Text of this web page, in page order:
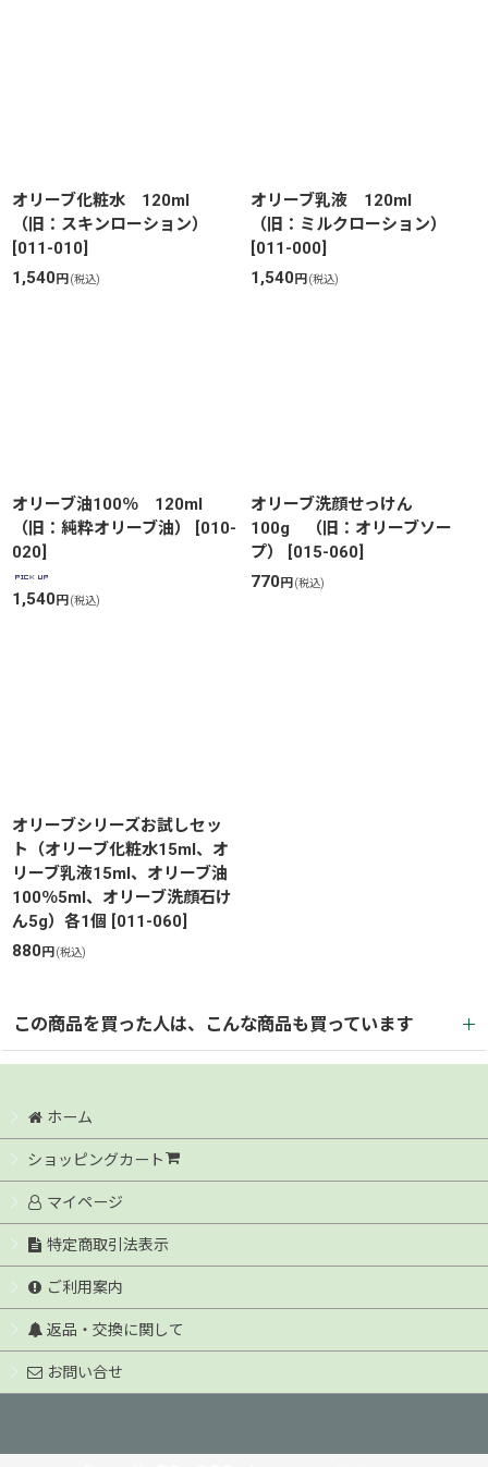
オリーブ化粧水 120ml
（旧：スキンローション）
011-010
1,540円 (税込)
オリーブ乳液 120ml
（旧：ミルクローション）
011-000
1,540円 (税込)
オリーブ油100％ 120ml
（旧：純粋オリーブ油）
010-
020
1,540円 (税込)
オリーブ洗顔せっけん
100g （旧：オリーブソー
プ）
015-060
770円 (税込)
オリーブシリーズお試しセッ
ト（オリーブ化粧水15ml、オ
リーブ乳液15ml、オリーブ油
100％5ml、オリーブ洗顔石け
ん5g）各1個
011-060
880円 (税込)
この商品を買った人は、こんな商品も買っています
<ミニサイズ> BINBALM（鬢
バーム）固 - KATA - 7g
031]
990円(税込)
[021-050]
1,980円(税込)
ホーム
ショッピングカート
マイページ
特定商取引法表示
ご利用案内
返品・交換に関して
お問い合せ